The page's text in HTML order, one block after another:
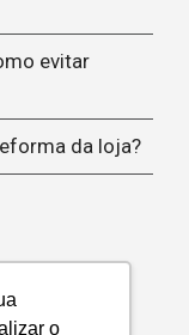
o
evitar
da loja?